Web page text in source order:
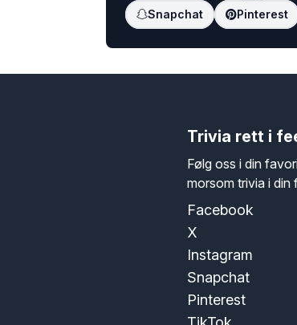
Snapchat Pinterest
Trivia rett i
Følg oss i din
morsom trivia i din
Facebook
X
Instagram
Snapchat
Pinterest